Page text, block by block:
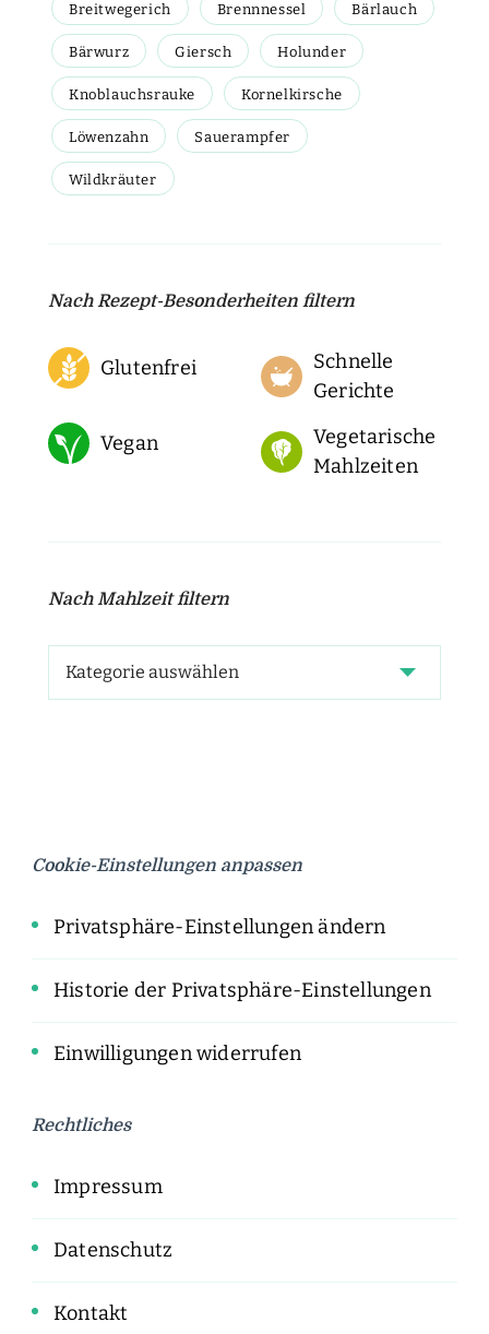
Breitwegerich Brennnessel Bärlauch
Bärwurz Giersch Holunder
Knoblauchsrauke Kornelkirsche
Löwenzahn Sauerampfer
Wildkräuter
Nach Rezept-Besonderheiten filtern
Glutenfrei
Schnelle
Gerichte
Vegan
Vegetarische
Mahlzeiten
Nach Mahlzeit filtern
Cookie-Einstellungen anpassen
Privatsphäre-Einstellungen ändern
Historie der Privatsphäre-Einstellungen
Einwilligungen widerrufen
Rechtliches
Impressum
Datenschutz
Kontakt